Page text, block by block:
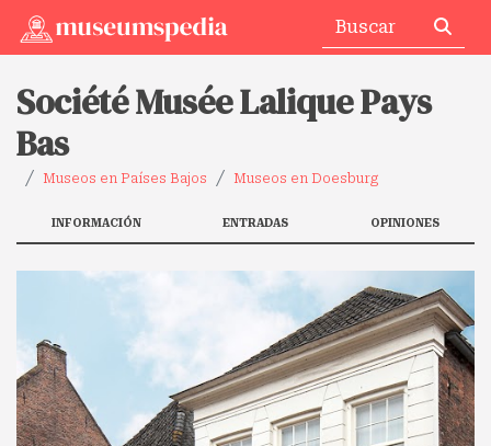
Société Musée Lalique Pays
Bas
Museos en Países Bajos Museos en Doesburg
INFORMACIÓN ENTRADAS OPINIONES